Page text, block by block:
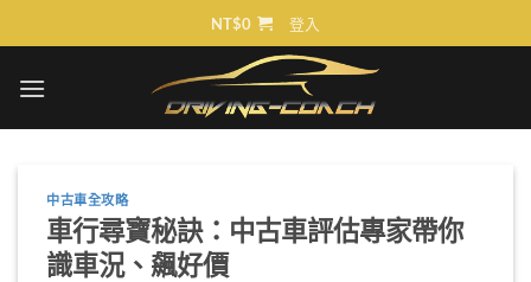
to
NT$0 登入
中古車全攻略
車行尋寶秘訣：中古車評估專家帶你
識車況、飆好價